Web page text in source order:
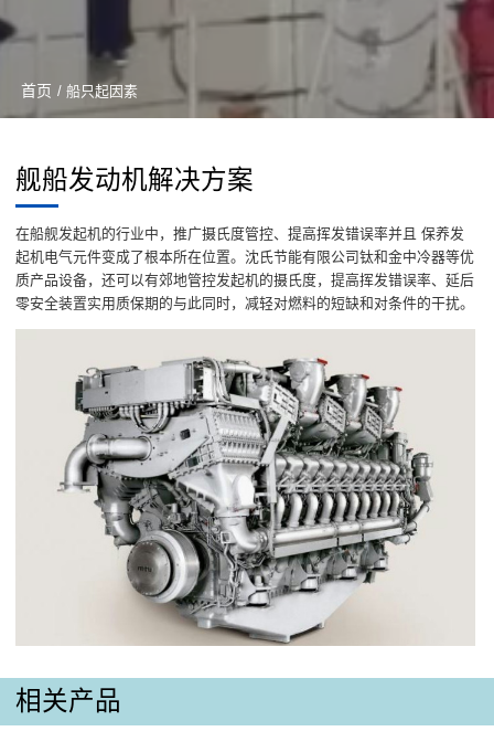
首页 / 船只起因素
舰船发动机解决方案
在船舰发起机的行业中，推广摄氏度管控、提高挥发错误率并且 保养发
起机电气元件变成了根本所在位置。沈氏节能有限公司钛和金中冷器等优
质产品设备，还可以有郊地管控发起机的摄氏度，提高挥发错误率、延后
零安全装置实用质保期的与此同时，减轻对燃料的短缺和对条件的干扰。
相关产品